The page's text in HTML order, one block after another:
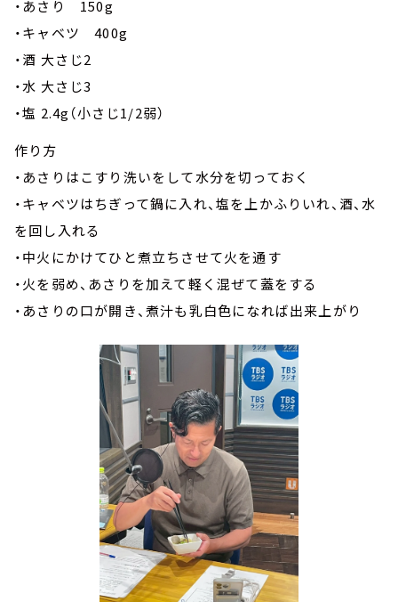
・あさり 150g
・キャベツ 400g
・酒 大さじ2
・水 大さじ3
・塩 2.4g（小さじ1/2弱）
作り方
・あさりはこすり洗いをして水分を切っておく
・キャベツはちぎって鍋に入れ、塩を上かふりいれ、酒、水
を回し入れる
・中火にかけてひと煮立ちさせて火を通す
・火を弱め、あさりを加えて軽く混ぜて蓋をする
・あさりの口が開き、煮汁も乳白色になれば出来上がり